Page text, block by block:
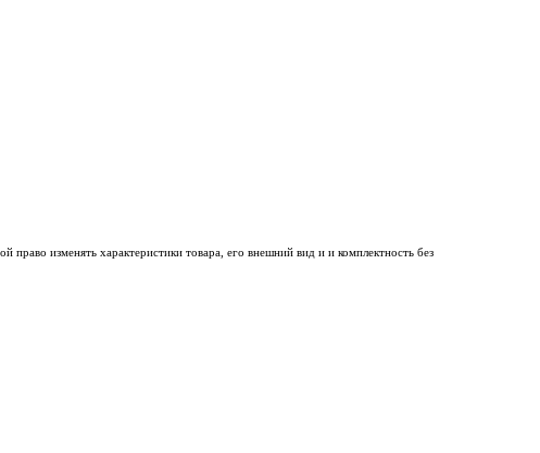
изменять характеристики товара, его внешний вид и и комплектность без